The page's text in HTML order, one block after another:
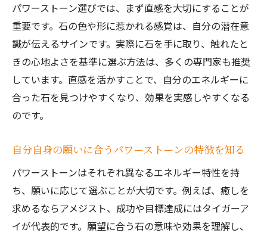
例とポイント
本当に効果を感じるパワーストーンの選び方
パワーストーンの効果を最大限引き出す選
び方のコツ
願いごと別パワーストーンの選び方と注意
方とは
パワーストーンの波動を感じる実践的な方
法
ストーンリーディング講座で学べる選び方
のポイント
パワーストーン選びでは、まず直感を大切にすることが
重要です。石の色や形に惹かれる感覚は、自分の潜在意
識が伝えるサインです。実際に石を手に取り、触れたと
きの心地よさを基準に選ぶ方法は、多くの専門家も推奨
しています。直感を活かすことで、自分のエネルギーに
合った石を見つけやすくなり、効果を実感しやすくなる
のです。
自分自身の願いに合うパワーストーンの特徴を知る
パワーストーンはそれぞれ異なるエネルギー特性を持
ち、願いに応じて選ぶことが大切です。例えば、癒しを
求めるならアメジスト、成功や目標達成にはタイガーア
イが代表的です。願望に合う石の意味や効果を理解し、